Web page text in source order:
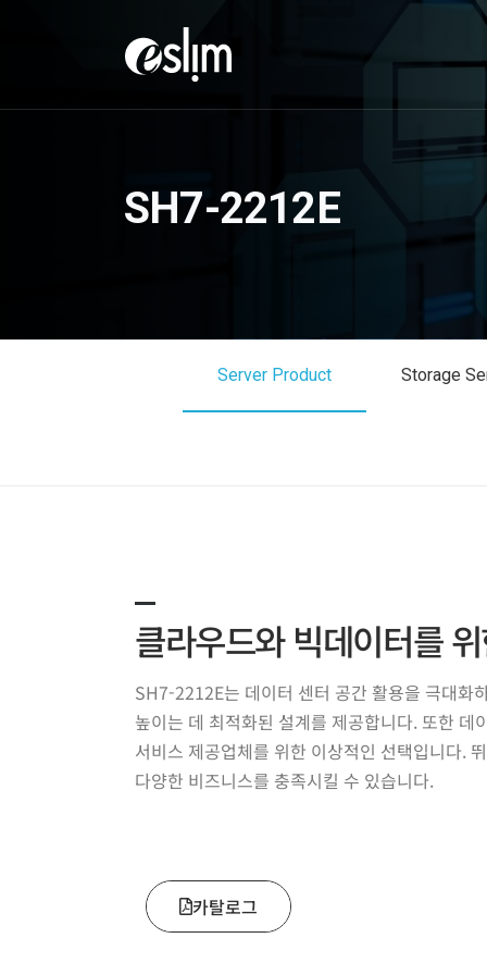
SH7-2212E
Server Product Storage
클라우드와 빅데이터를
SH7-2212E는 데이터 센터 공간 활용을 극대화
높이는 데 최적화된 설계를 제공합니다. 또한 데
서비스 제공업체를 위한 이상적인 선택입니다.
다양한 비즈니스를 충족시킬 수 있습니다.
카탈로그